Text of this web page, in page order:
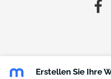
Erstellen Sie Ihre